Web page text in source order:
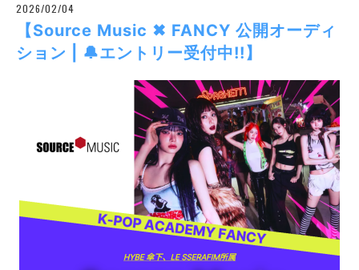
2026/02/04
【Source Music ✖ FANCY 公開オーディ
ション | 🔔エントリー受付中!!】